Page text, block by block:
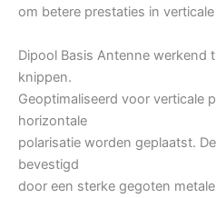
om betere prestaties in
Dipool Basis Antenne werkend
knippen.
Geoptimaliseerd voor verticale
horizontale
polarisatie worden geplaatst.
bevestigd
door een sterke gegoten